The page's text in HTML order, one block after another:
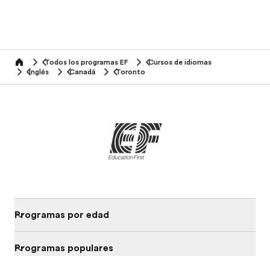
home Todos los programas EF
Cursos de idiomas
Inglés
Canadá Toronto
Programas por edad
Programas populares